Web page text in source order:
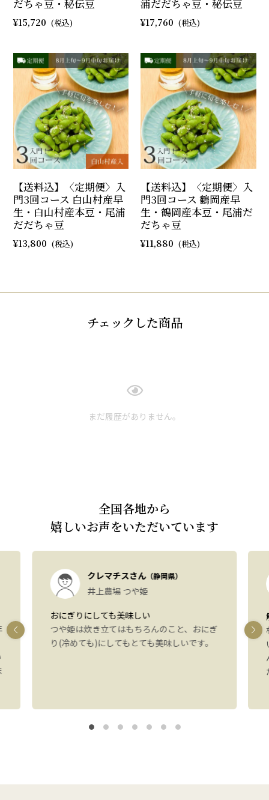
だちゃ豆・秘伝豆
15,720
浦だだちゃ豆・秘伝豆
17,760
【送料込】〈定期便〉入
門3回コース 白山村産早
生・白山村産本豆・尾浦
だだちゃ豆
13,800
【送料込】〈定期便〉入
門3回コース 鶴岡産早
生・鶴岡産本豆・尾浦だ
だちゃ豆
11,880
チェックした商品
まだ履歴がありません。
全国各地から
嬉しいお声をいただいています
クレマチスさん（静岡県）
井上農場 つや姫
おにぎりにしても美味しい
つや姫は炊き立てはもちろんのこと、おにぎ
り(冷めても)にしてもとても美味しいです。